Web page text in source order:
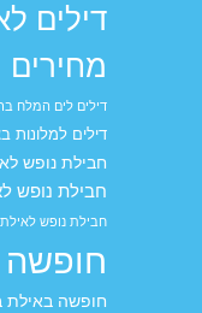
דילים
מחירים
דילים לים המלח
דילים למלונות
חבילת נופש
חבילת נופש
חבילת נופש
חופשה באילת